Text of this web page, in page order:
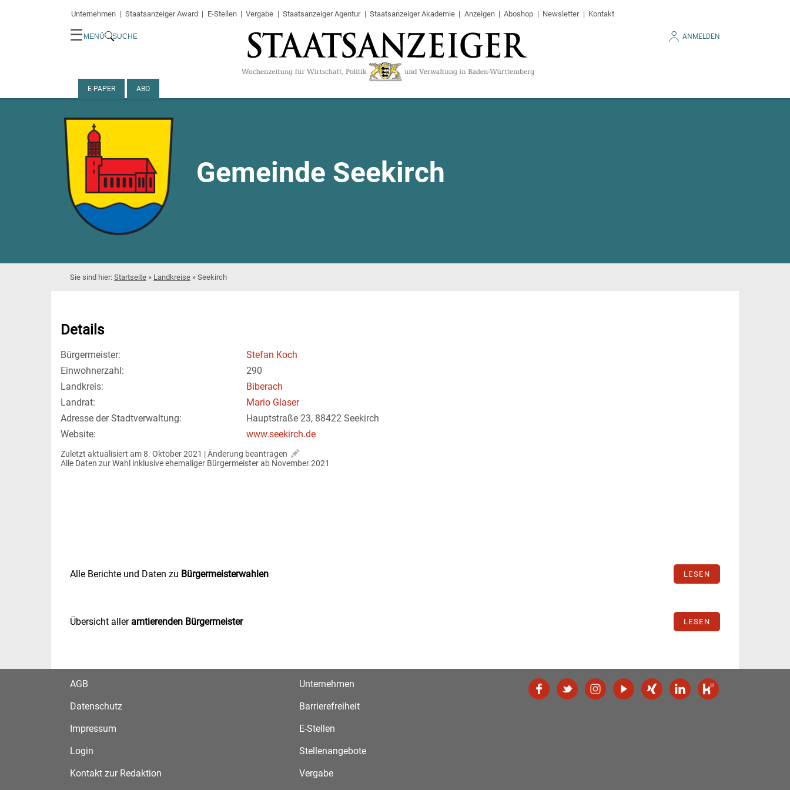
Unternehmen Staatsanzeiger Award E-Stellen Vergabe Staatsanzeiger Agentur Staatsanzeiger Akademie Anzeigen Aboshop Newsletter Kontakt
☰ MENÜ SUCHE ANMELDEN
E-PAPER ABO
Gemeinde Seekirch
Startseite » Landkreise » Seekirch
Details
Bürgermeister:
Stefan Koch
Einwohnerzahl:
290
Landkreis:
Biberach
Landrat:
Mario Glaser
Adresse der Stadtverwaltung:
Hauptstraße 23, 88422 Seekirch
Website:
www.seekirch.de
Zuletzt aktualisiert am 8. Oktober 2021 | Änderung beantragen
Alle Daten zur Wahl inklusive ehemaliger Bürgermeister ab November 2021
Alle Berichte und Daten zu Bürgermeisterwahlen LESEN
Übersicht aller amtierenden Bürgermeister LESEN
AGB
Datenschutz
Impressum
Login
Kontakt zur Redaktion
Unternehmen
Barrierefreiheit
E-Stellen
Stellenangebote
Vergabe